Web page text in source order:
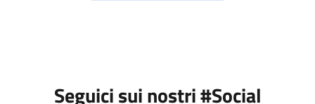
Seguici sui nostri #Social